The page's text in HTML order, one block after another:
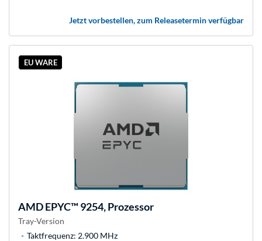
Jetzt vorbestellen, zum Releasetermin verfügbar
EU WARE
AMDEPYC™ 9254, Prozessor
Tray-Version
Taktfrequenz: 2.900 MHz